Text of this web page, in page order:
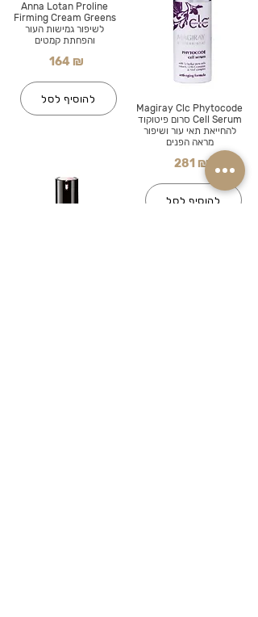
Anna Lotan Proline
Firming Cream Greens
לשיפור גמישות העור
והפחתת קמטים
164 ₪
להוסיף לסל
Magiray Clc Phytocode
Cell Serum סרום פיטוקוד
להחייאת תאי עור ושיפור
מראה הפנים
281 ₪
להוסיף לסל